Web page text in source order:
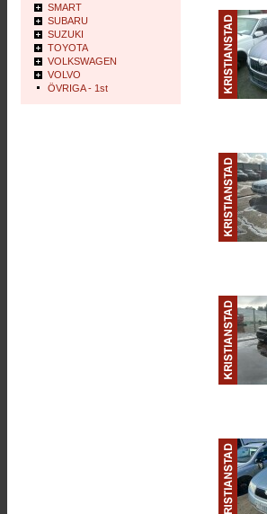
SMART
SUBARU
SUZUKI
TOYOTA
VOLKSWAGEN
VOLVO
ÖVRIGA - 1st